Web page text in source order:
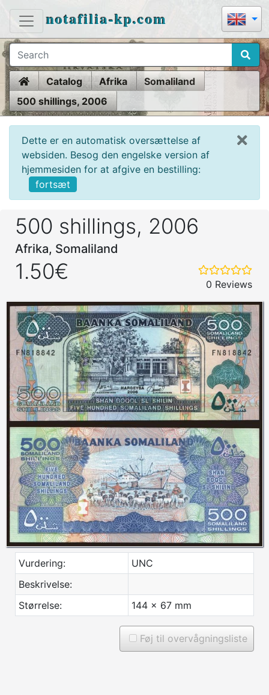
notafilia-kp.com
HomeCatalog Afrika
Somaliland
500 shillings, 2006
Dette er en automatisk oversættelse af
websiden. Besog den engelske version af
hjemmesiden for at afgive en bestilling:
fortsæt
500 shillings, 2006
Afrika, Somaliland
1.50€
0 Reviews
Vurdering:
UNC
Beskrivelse:
Størrelse:
144 x 67 mm
Føj til overvågningsliste